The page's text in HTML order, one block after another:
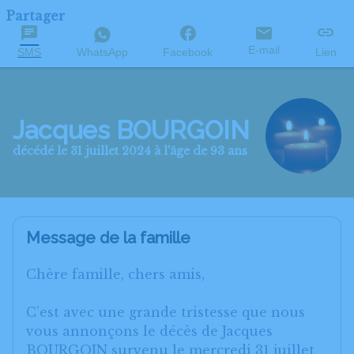
Partager
SMS WhatsApp Facebook E-mail Lien
Jacques BOURGOIN
décédé le 31 juillet 2024 à l'âge de 93 ans
Message de la famille
Chère famille, chers amis,
C’est avec une grande tristesse que nous
vous annonçons le décès de Jacques
BOURGOIN survenu le mercredi 31 juillet